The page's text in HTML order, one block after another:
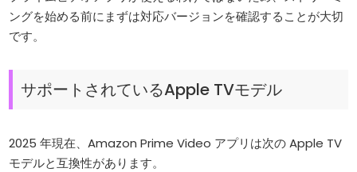
ングを始める前にまずは対応バージョンを確認することが大切
です。
サポートされているApple TVモデル
2025 年現在、Amazon Prime Video アプリは次の Apple TV
モデルと互換性があります。